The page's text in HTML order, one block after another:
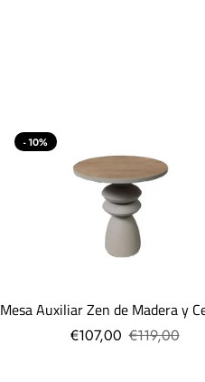
- 10%
Mesa Auxiliar Zen de Madera y
€107,00 €119,00